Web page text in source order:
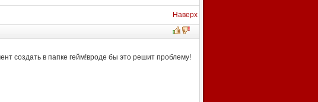
Наверх
создать в папке гейм!вроде бы это решит проблему!